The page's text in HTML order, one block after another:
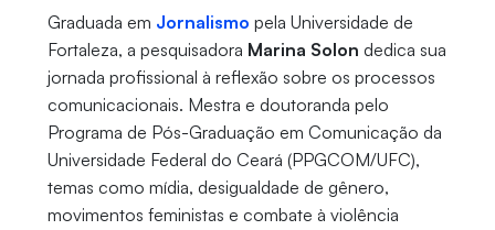
Graduada em Jornalismo pela Universidade de
Fortaleza, a pesquisadora Marina Solon dedica sua
jornada profissional à reflexão sobre os processos
comunicacionais. Mestra e doutoranda pelo
Programa de Pós-Graduação em Comunicação da
Universidade Federal do Ceará (PPGCOM/UFC),
temas como mídia, desigualdade de gênero,
movimentos feministas e combate à violência